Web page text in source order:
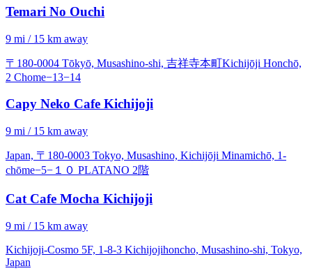
Temari No Ouchi
9 mi / 15 km away
〒180-0004 Tōkyō, Musashino-shi, 吉祥寺本町Kichijōji Honchō,
2 Chome−13−14
Capy Neko Cafe Kichijoji
9 mi / 15 km away
Japan, 〒180-0003 Tokyo, Musashino, Kichijōji Minamichō, 1-
chōme−5−１０ PLATANO 2階
Cat Cafe Mocha Kichijoji
9 mi / 15 km away
Kichijoji-Cosmo 5F, 1-8-3 Kichijojihoncho, Musashino-shi, Tokyo,
Japan